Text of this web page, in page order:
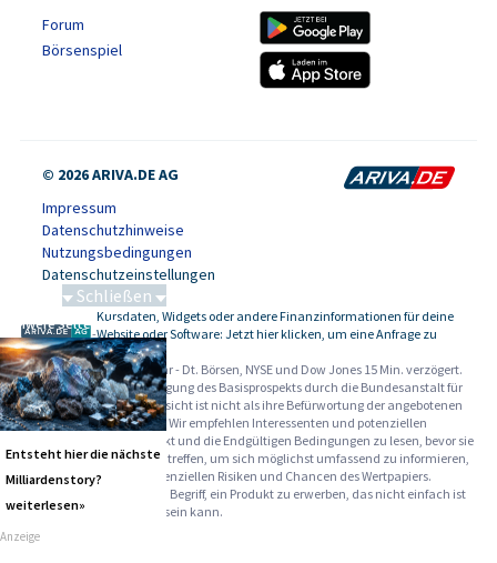
Forum
Börsenspiel
© 2026 ARIVA.DE AG
Impressum
Datenschutzhinweise
Nutzungsbedingungen
Datenschutzeinstellungen
-
Kursdaten, Widgets oder andere Finanzinformationen für deine
Website oder Software: Jetzt hier klicken, um eine Anfrage zu
stellen.
Alle Angaben ohne Gewähr - Dt. Börsen, NYSE und Dow Jones 15 Min. verzögert.
Werbehinweise:Die Billigung des Basisprospekts durch die Bundesanstalt für
Finanzdienstleistungsaufsicht ist nicht als ihre Befürwortung der angebotenen
Wertpapiere zu verstehen. Wir empfehlen Interessenten und potenziellen
Anlegern den Basisprospekt und die Endgültigen Bedingungen zu lesen, bevor sie
eine Anlageentscheidung treffen, um sich möglichst umfassend zu informieren,
insbesondere über die potenziellen Risiken und Chancen des Wertpapiers.
Warnhinweise: Sie sind im Begriff, ein Produkt zu erwerben, das nicht einfach ist
und schwer zu verstehen sein kann.
Schließen
Schwere Seltene Erden
Entsteht hier die nächste
Milliardenstory?
weiterlesen»
Anzeige